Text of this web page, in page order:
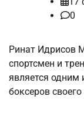
0
Ринат Идрисов
спортсмен и
является
боксеров